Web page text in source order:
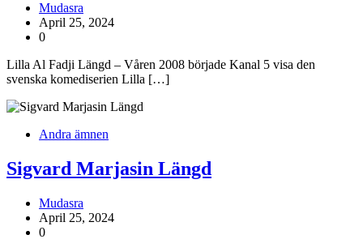
Mudasra
April 25, 2024
0
Lilla Al Fadji Längd – Våren 2008 började Kanal 5 visa den
svenska komediserien Lilla […]
Andra ämnen
Sigvard Marjasin Längd
Mudasra
April 25, 2024
0